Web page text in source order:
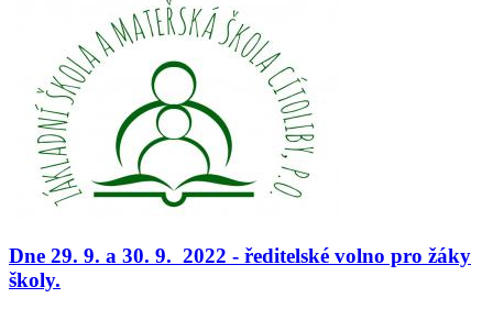
Dne 29. 9. a 30. 9. 2022 - ředitelské volno pro žáky
školy.